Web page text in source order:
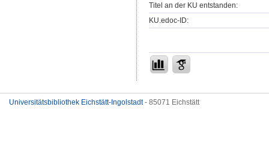
Titel an der KU entstanden:
KU.edoc-ID:
Universitätsbibliothek Eichstätt-Ingolstadt- 85071 Eichstätt